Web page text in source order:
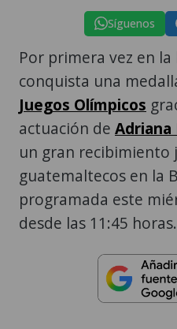
Síguenos
Por primera vez en
conquista una
Juegos Olímpicos
actuación de Adriana
un gran
guatemaltecos en la
programada este
desde las 11:45 horas.